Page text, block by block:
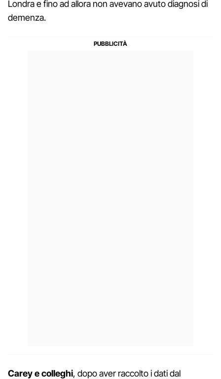
Londra e fino ad allora non avevano avuto diagnosi di
demenza.
Carey e colleghi, dopo aver raccolto i dati dal